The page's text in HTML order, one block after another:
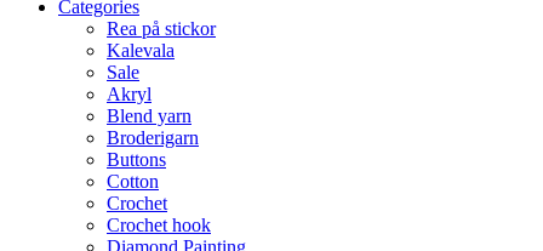
Categories
Rea på stickor
Kalevala
Sale
Akryl
Blend yarn
Broderigarn
Buttons
Cotton
Crochet
Crochet hook
Diamond Painting